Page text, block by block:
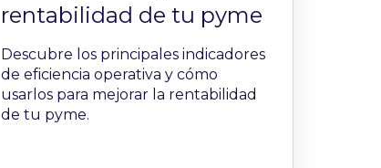
rentabilidad de tu pyme
Descubre los principales indicadores
de eficiencia operativa y cómo
usarlos para mejorar la rentabilidad
de tu pyme.